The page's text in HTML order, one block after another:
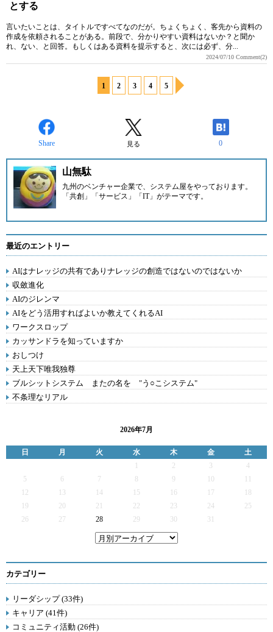
とする
言いたいことは、タイトルですべてなのだが。ちょくちょく、客先から資料の
作成を依頼されることがある。前段で、分かりやすい資料はないか？と聞か
れ、ない、と回答。もしくはある資料を提示すると、次には必ず、分...
2024/07/10 Comment(2)
1 2 3 4 5
Share 見る 0
山無駄
九州のベンチャー企業で、システム屋をやっております。
「共創」「サービス」「IT」がテーマです。
最近のエントリー
AIはナレッジの共有でありナレッジの創造ではないのではないか
収斂進化
AIのジレンマ
AIをどう活用すればよいか教えてくれるAI
ワークスロップ
カッサンドラを知っていますか
おしつけ
天上天下唯我独尊
ブルシットシステム またの名を "う○こシステム"
不条理なリアル
2026年7月
日 月 火 水 木 金
土
2 3
4
5
6 7 9
12
13 14 15 16 17
19
20 21 22 23 24
25
26
27 28 29 30 31
カテゴリー
リーダシップ (33件)
キャリア (41件)
コミュニティ活動 (26件)